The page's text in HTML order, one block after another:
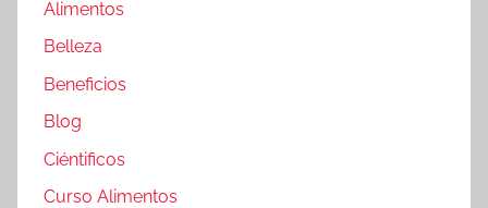
Alimentos
Belleza
Beneficios
Blog
Ciéntificos
Curso Alimentos